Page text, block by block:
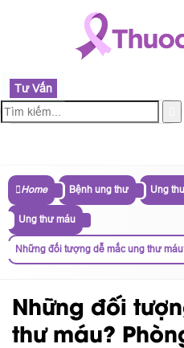
Tư Vấn
Home Bệnh ung thư Ung
Ung thư máu
Những đối tượng dễ mắc ung thư
Những đối
thư máu?